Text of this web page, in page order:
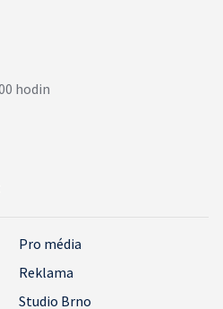
Pro média
Reklama
Studio Brno